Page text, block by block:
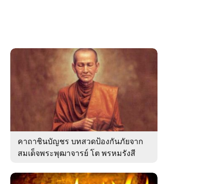
คาถาชินบัญชร บทสวดป้องกันภัยจาก
สมเด็จพระพุฒาจารย์ โต พรหมรังสี